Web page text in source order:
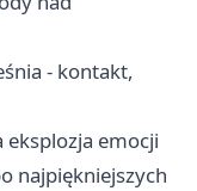
- kontakt,
eksplozja emocji
najpiękniejszych